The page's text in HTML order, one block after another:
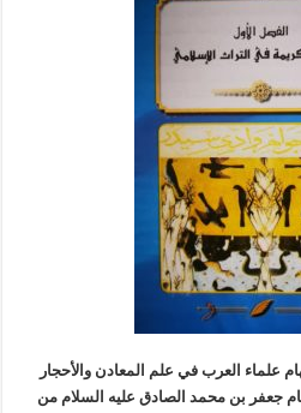
علماء العرب في علم المعادن والأحجار
جعفر بن محمد الصادق عليه السلام من